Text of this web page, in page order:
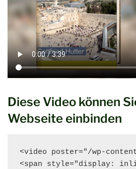
Diese Video können
Webseite einbinden
<video poster="/wp-
<span style="display: